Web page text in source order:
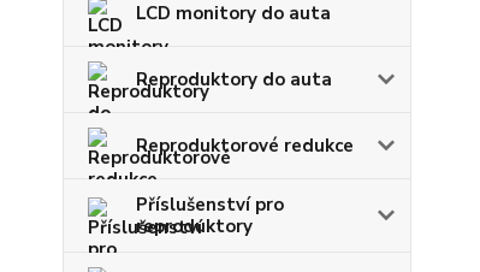
LCD monitory do auta
Reproduktory do auta
Reproduktorové redukce
Příslušenství pro
reproduktory